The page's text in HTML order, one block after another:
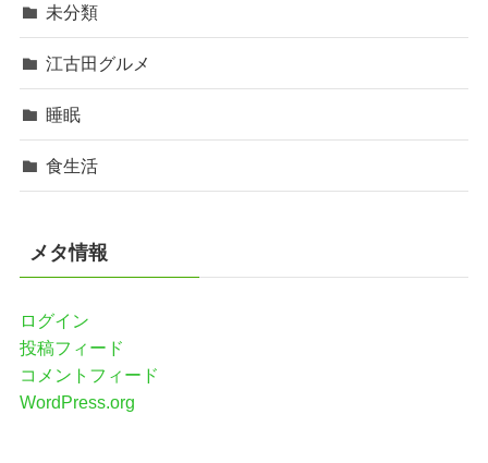
未分類
江古田グルメ
睡眠
食生活
メタ情報
ログイン
投稿フィード
コメントフィード
WordPress.org